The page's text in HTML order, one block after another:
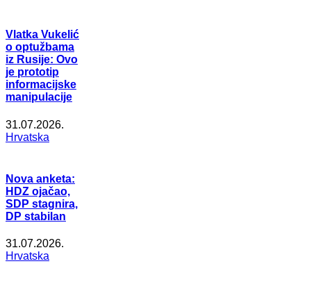
Vlatka Vukelić
o optužbama
iz Rusije: Ovo
je prototip
informacijske
manipulacije
31.07.2026.
Hrvatska
Nova anketa:
HDZ ojačao,
SDP stagnira,
DP stabilan
31.07.2026.
Hrvatska